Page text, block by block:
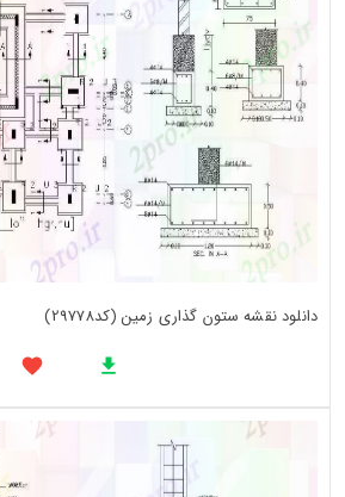
دانلود نقشه ستون گذاری زمین (کد29778)